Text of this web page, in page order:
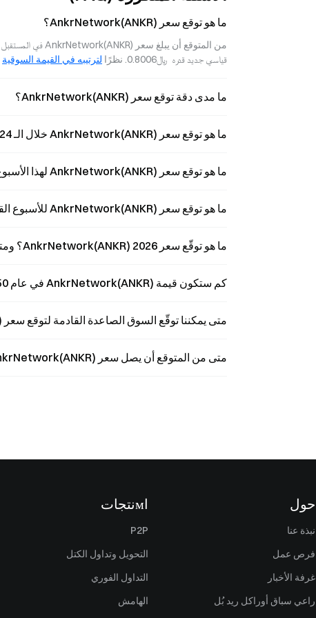
ما هو توقع سعر AnkrNetwork(ANKR)؟
قياسي جديد قدره  ﷼‎0.8006. نظرًا
لترتيبه في القيمة السوقية
ما مدى دقة توقع سعر AnkrNetwork(ANKR)؟
ما هو توقع سعر AnkrNetwork(ANKR) خلال الـ 24 ساعة القادمة؟
ما هو توقع سعر AnkrNetwork(ANKR) لهذا الأسبوع؟
ما هو توقع سعر AnkrNetwork(ANKR) للأسبوع القادم؟
ما هو توقّع سعر AnkrNetwork(ANKR) 2026؟ ومتى سيرتفع؟
كم ستكون قيمة AnkrNetwork(ANKR) في عام 2050؟
متى يمكننا توقّع السوق الصاعدة القادمة لتوقع سعر AnkrNetwork(ANKR)؟
متى من المتوقع أن يصل سعر AnkrNetwork(ANKR) إلى 1,000$؟
حول
نبذة عنا
فرص عمل
غرفة الأخبار
راعي سباق أوراكل ريد بُل
اмنتجات
P2P
التحويل وتداول الكتل
التداول الفوري
الهامش